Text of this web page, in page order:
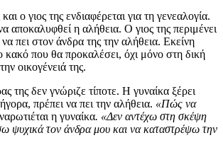
ο γιος της ενδιαφέρεται για τη γενεαλογία.
αποκαλυφθεί η αλήθεια. Ο γιος της περιμένει
πει στον άνδρα της την αλήθεια. Εκείνη
κακό που θα προκαλέσει, όχι μόνο στη δική
οικογένειά της.
της δεν γνώριζε τίποτε. Η γυναίκα ξέρει
πρέπει να πει την αλήθεια. «Πώς να
η γυναίκα. «Δεν αντέχω στη σκέψη
ψυχικά τον άνδρα μου και να καταστρέψω την